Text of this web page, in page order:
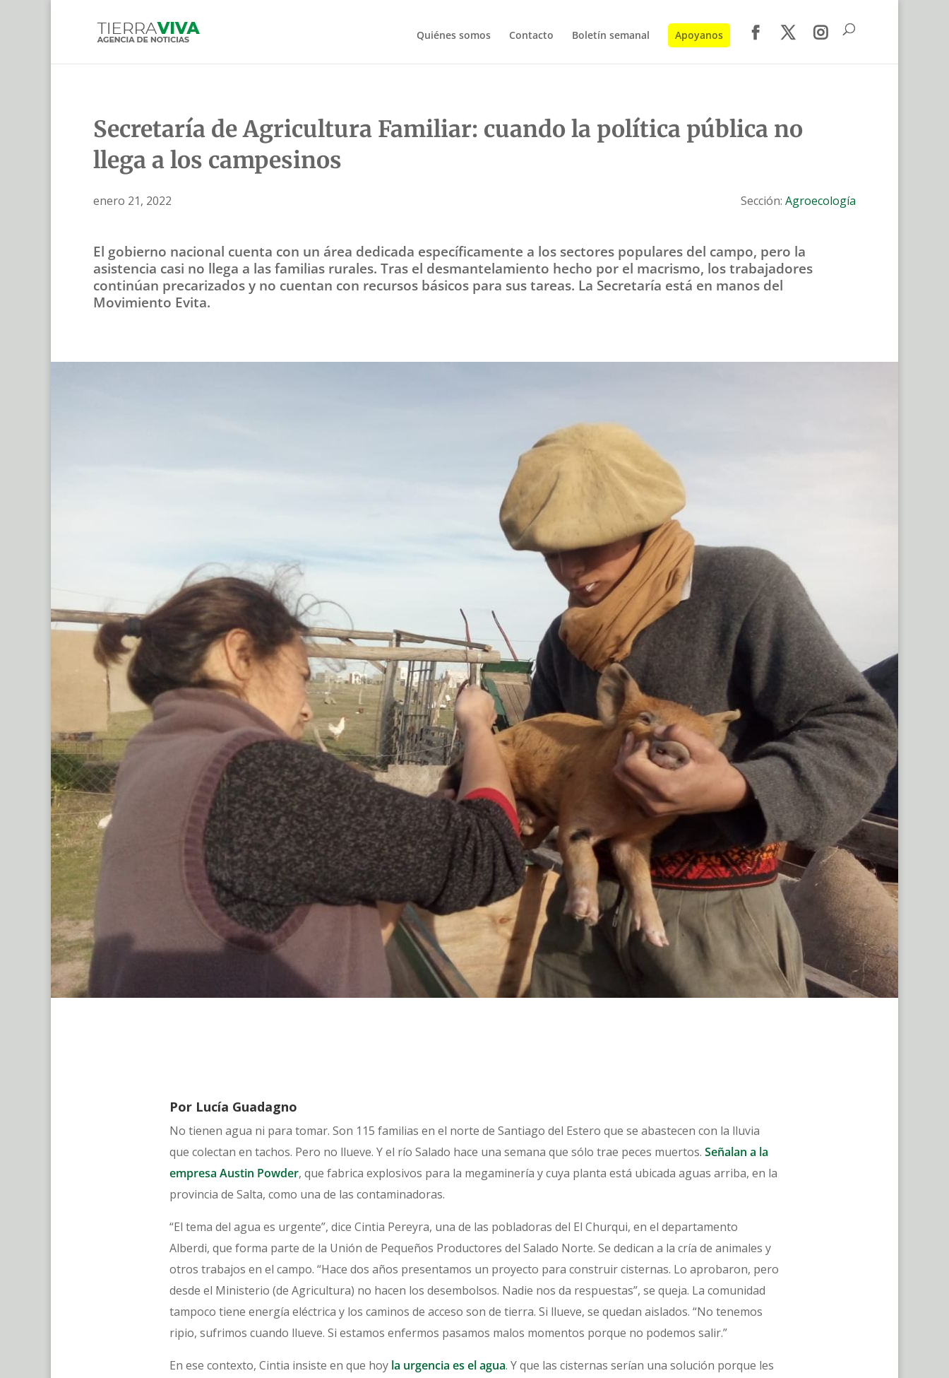
Quiénes somos Contacto Boletín semanal Apoyanos
Secretaría de Agricultura Familiar: cuando la política pública no
llega a los campesinos
enero 21, 2022 Sección: Agroecología
El gobierno nacional cuenta con un área dedicada específicamente a los sectores populares del campo, pero la
asistencia casi no llega a las familias rurales. Tras el desmantelamiento hecho por el macrismo, los trabajadores
continúan precarizados y no cuentan con recursos básicos para sus tareas. La Secretaría está en manos del
Movimiento Evita.
Por Lucía Guadagno
No tienen agua ni para tomar. Son 115 familias en el norte de Santiago del Estero que se abastecen con la lluvia
que colectan en tachos. Pero no llueve. Y el río Salado hace una semana que sólo trae peces muertos. Señalan a la
empresa Austin Powder, que fabrica explosivos para la megaminería y cuya planta está ubicada aguas arriba, en la
provincia de Salta, como una de las contaminadoras.
“El tema del agua es urgente”, dice Cintia Pereyra, una de las pobladoras del El Churqui, en el departamento
Alberdi, que forma parte de la Unión de Pequeños Productores del Salado Norte. Se dedican a la cría de animales y
otros trabajos en el campo. “Hace dos años presentamos un proyecto para construir cisternas. Lo aprobaron, pero
desde el Ministerio (de Agricultura) no hacen los desembolsos. Nadie nos da respuestas”, se queja. La comunidad
tampoco tiene energía eléctrica y los caminos de acceso son de tierra. Si llueve, se quedan aislados. “No tenemos
ripio, sufrimos cuando llueve. Si estamos enfermos pasamos malos momentos porque no podemos salir.”
En ese contexto, Cintia insiste en que hoy la urgencia es el agua. Y que las cisternas serían una solución porque les